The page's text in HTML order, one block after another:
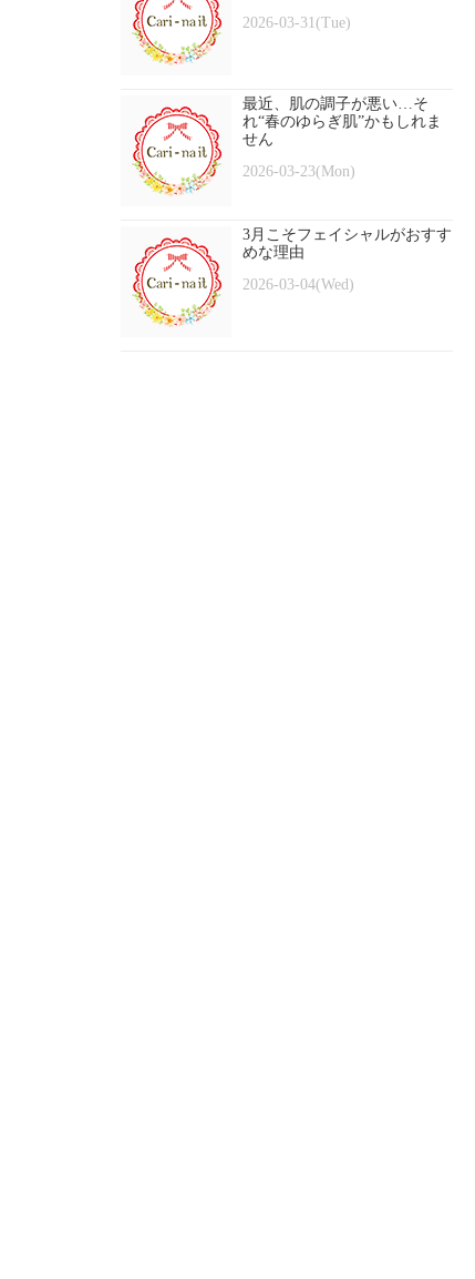
2026-03-31(Tue)
最近、肌の調子が悪い…そ
れ“春のゆらぎ肌”かもしれま
せん
2026-03-23(Mon)
3月こそフェイシャルがおすす
めな理由
2026-03-04(Wed)